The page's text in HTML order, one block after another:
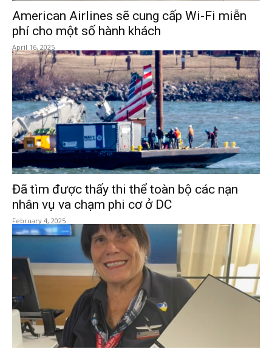
American Airlines sẽ cung cấp Wi-Fi miễn
phí cho một số hành khách
April 16, 2025
Đã tìm được thấy thi thể toàn bộ các nạn
nhân vụ va chạm phi cơ ở DC
February 4, 2025